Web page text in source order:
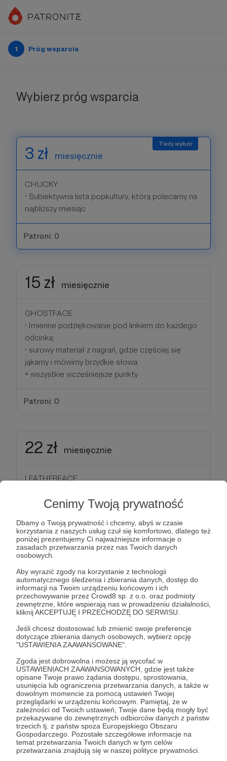
Cenimy Twoją prywatność
Dbamy o Twoją prywatność i chcemy, abyś w czasie
korzystania z naszych usług czuł się komfortowo, dlatego też
poniżej prezentujemy Ci najważniejsze informacje o
zasadach przetwarzania przez nas Twoich danych
osobowych.
Aby wyrazić zgody na korzystanie z technologii
automatycznego śledzenia i zbierania danych, dostęp do
informacji na Twoim urządzeniu końcowym i ich
przechowywanie przez Crowd8 sp. z o.o. oraz podmioty
zewnętrzne, które wspierają nas w prowadzeniu działalności,
kliknij AKCEPTUJĘ I PRZECHODZĘ DO SERWISU.
Jeśli chcesz dostosować lub zmienić swoje preferencje
dotyczące zbierania danych osobowych, wybierz opcję
"USTAWIENIA ZAAWANSOWANE".
Zgoda jest dobrowolna i możesz ją wycofać w
USTAWIENIACH ZAAWANSOWANYCH, gdzie jest także
opisane Twoje prawo żądania dostępu, sprostowania,
usunięcia lub ograniczenia przetwarzania danych, a także w
dowolnym momencie za pomocą ustawień Twojej
przeglądarki w urządzeniu końcowym. Pamiętaj, że w
zależności od Twoich ustawień, Twoje dane będą mogły być
przekazywane do zewnętrznych odbiorców danych z państw
trzecich tj. z państw spoza Europejskiego Obszaru
Gospodarczego. Pozostałe szczegółowe informacje na
temat przetwarzania Twoich danych w tym celów
przetwarzania znajdują się w naszej polityce prywatności.
1 Próg wsparcia
Wybierz próg wsparcia
3 zł miesięcznie
CHUCKY
• Subiektywna lista popkultury, którą polecamy na
najbliższy miesiąc
Patroni: 0
15 zł miesięcznie
GHOSTFACE
• Imienne podziękowanie pod linkiem do każdego
odcinka;
• surowy materiał z nagrań, gdzie częściej się
jąkamy i mówimy brzydkie słowa.
+ wszystkie wcześniejsze punkty
Patroni: 0
22 zł miesięcznie
LEATHERFACE
(raz w miesiącu)
Patroni: 0
33 zł miesięcznie
FREDDY KRUEGER
• Drugi specjalny odcinek podcastu tylko dla
patronów (raz w miesiącu)
+ wszystkie wcześniejsze punkty
Patroni: 0
44 zł miesięcznie